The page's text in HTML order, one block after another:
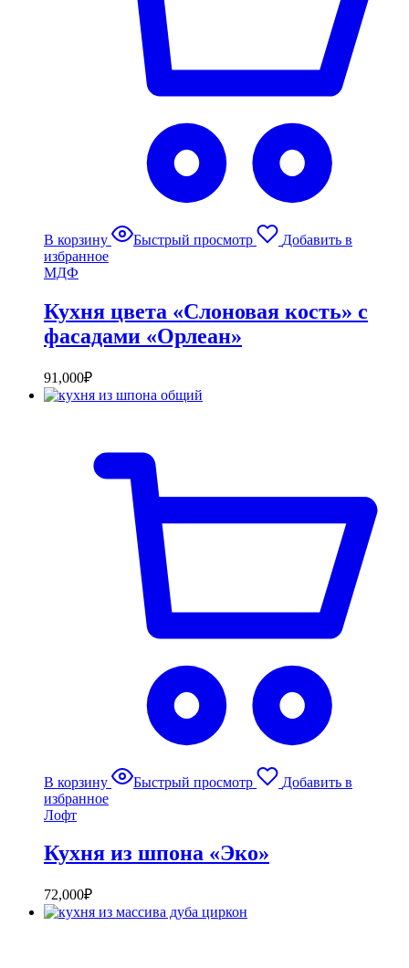
В корзину Быстрый просмотр
Добавить в
избранное
МДФ
Кухня цвета «Слоновая кость» с
фасадами «Орлеан»
91,000₽
В корзину Быстрый просмотр
Добавить в
избранное
Лофт
Кухня из шпона «Эко»
72,000₽